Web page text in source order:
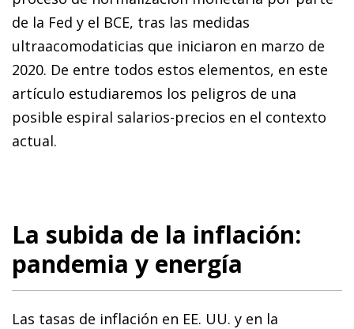
de la Fed y el BCE, tras las medidas
ultraacomodaticias que iniciaron en marzo de
2020. De entre todos estos elementos, en este
artículo estudiaremos los peligros de una
posible espiral salarios-precios en el contexto
actual.
La subida de la inflación:
pandemia y energía
Las tasas de inflación en EE. UU. y en la